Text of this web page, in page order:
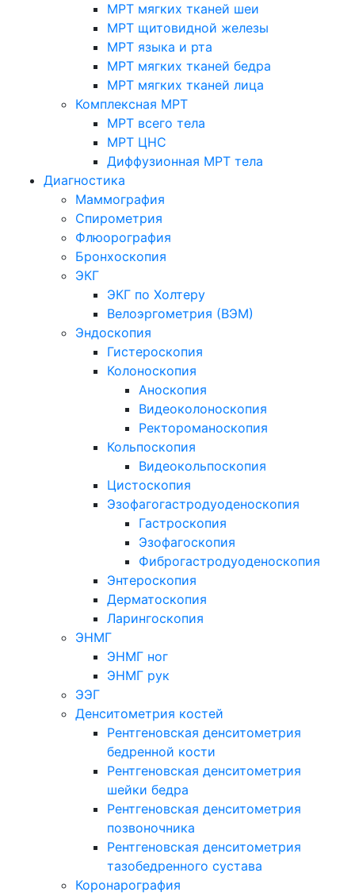
МРТ мягких тканей шеи
МРТ щитовидной железы
МРТ языка и рта
МРТ мягких тканей бедра
МРТ мягких тканей лица
Комплексная МРТ
МРТ всего тела
МРТ ЦНС
Диффузионная МРТ тела
Диагностика
Маммография
Спирометрия
Флюорография
Бронхоскопия
ЭКГ
ЭКГ по Холтеру
Велоэргометрия (ВЭМ)
Эндоскопия
Гистероскопия
Колоноскопия
Аноскопия
Видеоколоноскопия
Ректороманоскопия
Кольпоскопия
Видеокольпоскопия
Цистоскопия
Эзофагогастродуоденоскопия
Гастроскопия
Эзофагоскопия
Фиброгастродуоденоскопия
Энтероскопия
Дерматоскопия
Ларингоскопия
ЭНМГ
ЭНМГ ног
ЭНМГ рук
ЭЭГ
Денситометрия костей
Рентгеновская денситометрия
бедренной кости
Рентгеновская денситометрия
шейки бедра
Рентгеновская денситометрия
позвоночника
Рентгеновская денситометрия
тазобедренного сустава
Коронарография